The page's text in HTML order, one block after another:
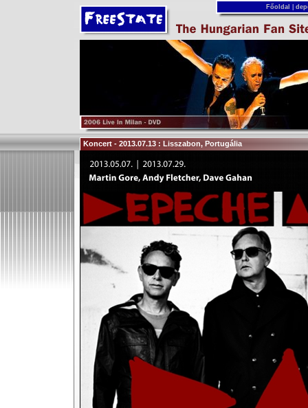
Főoldal
Koncert - 2013.07.13 : Lisszabon, Portugália